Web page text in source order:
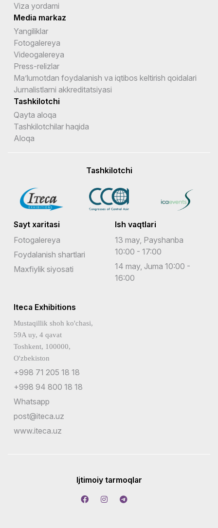
Viza yordami
Media markaz
Yangiliklar
Fotogalereya
Videogalereya
Press-relizlar
Ma’lumotdan foydalanish va iqtibos keltirish qoidalari
Jurnalistlarni akkreditatsiyasi
Tashkilotchi
Qayta aloqa
Tashkilotchilar haqida
Aloqa
Tashkilotchi
Sayt xaritasi
Fotogalereya
Foydalanish shartlari
Maxfiylik siyosati
Ish vaqtlari
13 may, Payshanba
10:00 - 17:00
14 may, Juma 10:00 -
16:00
Iteca Exhibitions
Mustaqillik shoh ko'chasi,
59A uy, 4 qavat
Toshkent, 100000,
O'zbekiston
+998 71 205 18 18
+998 94 800 18 18
Whatsapp
post@iteca.uz
www.iteca.uz
Ijtimoiy tarmoqlar